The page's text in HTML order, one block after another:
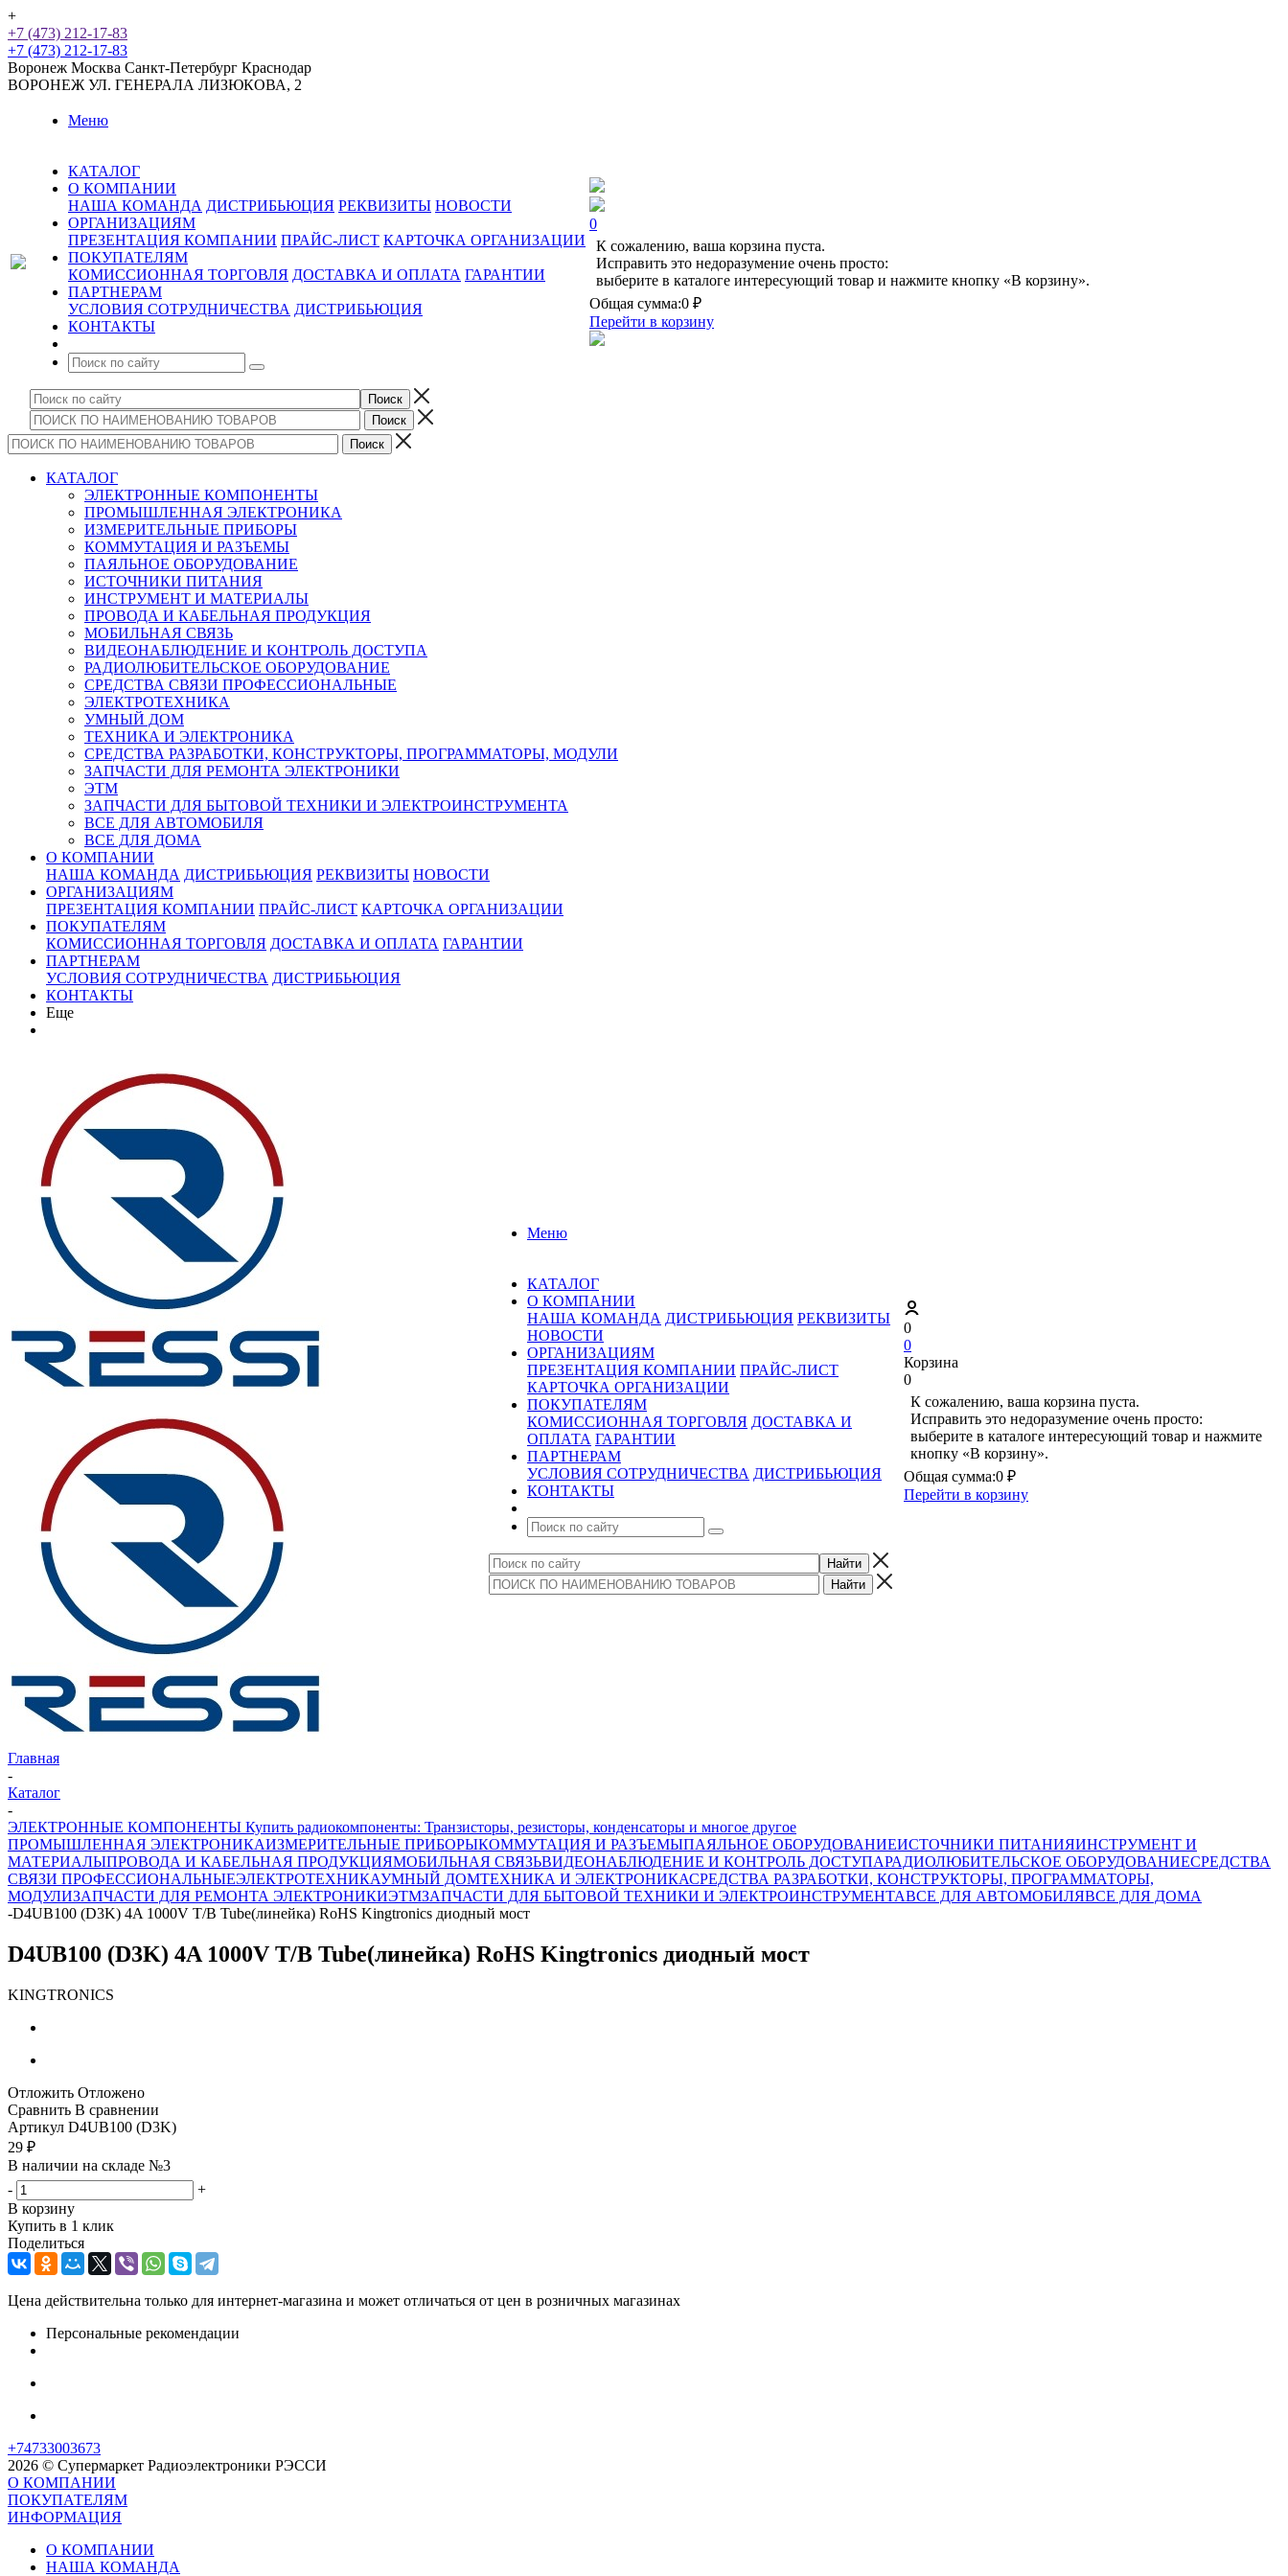
+
+7 (473) 212-17-83
+7 (473) 212-17-83
Воронеж Москва Санкт-Петербург Краснодар
ВОРОНЕЖ УЛ. ГЕНЕРАЛА ЛИЗЮКОВА, 2
Меню
КАТАЛОГ
О КОМПАНИИ
НАША КОМАНДА ДИСТРИБЬЮЦИЯ РЕКВИЗИТЫ НОВОСТИ
ОРГАНИЗАЦИЯМ
ПРЕЗЕНТАЦИЯ КОМПАНИИ ПРАЙС-ЛИСТ КАРТОЧКА ОРГАНИЗАЦИИ
ПОКУПАТЕЛЯМ
КОМИССИОННАЯ ТОРГОВЛЯ ДОСТАВКА И ОПЛАТА ГАРАНТИИ
ПАРТНЕРАМ
УСЛОВИЯ СОТРУДНИЧЕСТВА ДИСТРИБЬЮЦИЯ
КОНТАКТЫ
0
К сожалению, ваша корзина пуста.
Исправить это недоразумение очень просто:
выберите в каталоге интересующий товар и нажмите кнопку «В корзину».
Общая сумма:0 ₽
Перейти в корзину
КАТАЛОГ
ЭЛЕКТРОННЫЕ КОМПОНЕНТЫ
ПРОМЫШЛЕННАЯ ЭЛЕКТРОНИКА
ИЗМЕРИТЕЛЬНЫЕ ПРИБОРЫ
КОММУТАЦИЯ И РАЗЪЕМЫ
ПАЯЛЬНОЕ ОБОРУДОВАНИЕ
ИСТОЧНИКИ ПИТАНИЯ
ИНСТРУМЕНТ И МАТЕРИАЛЫ
ПРОВОДА И КАБЕЛЬНАЯ ПРОДУКЦИЯ
МОБИЛЬНАЯ СВЯЗЬ
ВИДЕОНАБЛЮДЕНИЕ И КОНТРОЛЬ ДОСТУПА
РАДИОЛЮБИТЕЛЬСКОЕ ОБОРУДОВАНИЕ
СРЕДСТВА СВЯЗИ ПРОФЕССИОНАЛЬНЫЕ
ЭЛЕКТРОТЕХНИКА
УМНЫЙ ДОМ
ТЕХНИКА И ЭЛЕКТРОНИКА
СРЕДСТВА РАЗРАБОТКИ, КОНСТРУКТОРЫ, ПРОГРАММАТОРЫ, МОДУЛИ
ЗАПЧАСТИ ДЛЯ РЕМОНТА ЭЛЕКТРОНИКИ
ЭТМ
ЗАПЧАСТИ ДЛЯ БЫТОВОЙ ТЕХНИКИ И ЭЛЕКТРОИНСТРУМЕНТА
ВСЕ ДЛЯ АВТОМОБИЛЯ
ВСЕ ДЛЯ ДОМА
О КОМПАНИИ
НАША КОМАНДА ДИСТРИБЬЮЦИЯ РЕКВИЗИТЫ НОВОСТИ
ОРГАНИЗАЦИЯМ
ПРЕЗЕНТАЦИЯ КОМПАНИИ ПРАЙС-ЛИСТ КАРТОЧКА ОРГАНИЗАЦИИ
ПОКУПАТЕЛЯМ
КОМИССИОННАЯ ТОРГОВЛЯ ДОСТАВКА И ОПЛАТА ГАРАНТИИ
ПАРТНЕРАМ
УСЛОВИЯ СОТРУДНИЧЕСТВА ДИСТРИБЬЮЦИЯ
КОНТАКТЫ
Еще
Меню
КАТАЛОГ
О КОМПАНИИ
НАША КОМАНДА ДИСТРИБЬЮЦИЯ РЕКВИЗИТЫ
НОВОСТИ
ОРГАНИЗАЦИЯМ
ПРЕЗЕНТАЦИЯ КОМПАНИИ ПРАЙС-ЛИСТ
КАРТОЧКА ОРГАНИЗАЦИИ
ПОКУПАТЕЛЯМ
КОМИССИОННАЯ ТОРГОВЛЯ ДОСТАВКА И
ОПЛАТА ГАРАНТИИ
ПАРТНЕРАМ
УСЛОВИЯ СОТРУДНИЧЕСТВА ДИСТРИБЬЮЦИЯ
КОНТАКТЫ
0
0
Корзина
0
К сожалению, ваша корзина пуста.
Исправить это недоразумение очень просто:
выберите в каталоге интересующий товар и нажмите
кнопку «В корзину».
Общая сумма:0 ₽
Перейти в корзину
Главная
-
Каталог
-
ЭЛЕКТРОННЫЕ КОМПОНЕНТЫ Купить радиокомпоненты: Транзисторы, резисторы, конденсаторы и многое другое
ПРОМЫШЛЕННАЯ ЭЛЕКТРОНИКАИЗМЕРИТЕЛЬНЫЕ ПРИБОРЫКОММУТАЦИЯ И РАЗЪЕМЫПАЯЛЬНОЕ ОБОРУДОВАНИЕИСТОЧНИКИ ПИТАНИЯИНСТРУМЕНТ И
МАТЕРИАЛЫПРОВОДА И КАБЕЛЬНАЯ ПРОДУКЦИЯМОБИЛЬНАЯ СВЯЗЬВИДЕОНАБЛЮДЕНИЕ И КОНТРОЛЬ ДОСТУПАРАДИОЛЮБИТЕЛЬСКОЕ ОБОРУДОВАНИЕСРЕДСТВА
СВЯЗИ ПРОФЕССИОНАЛЬНЫЕЭЛЕКТРОТЕХНИКАУМНЫЙ ДОМТЕХНИКА И ЭЛЕКТРОНИКАСРЕДСТВА РАЗРАБОТКИ, КОНСТРУКТОРЫ, ПРОГРАММАТОРЫ,
МОДУЛИЗАПЧАСТИ ДЛЯ РЕМОНТА ЭЛЕКТРОНИКИЭТМЗАПЧАСТИ ДЛЯ БЫТОВОЙ ТЕХНИКИ И ЭЛЕКТРОИНСТРУМЕНТАВСЕ ДЛЯ АВТОМОБИЛЯВСЕ ДЛЯ ДОМА
-D4UB100 (D3K) 4A 1000V T/B Tube(линейка) RoHS Kingtronics диодный мост
D4UB100 (D3K) 4A 1000V T/B Tube(линейка) RoHS Kingtronics диодный мост
KINGTRONICS
Отложить Отложено
Сравнить В сравнении
Артикул D4UB100 (D3K)
29 ₽
В наличии на складе №3
-
+
В корзину
Купить в 1 клик
Поделиться
Цена действительна только для интернет-магазина и может отличаться от цен в розничных магазинах
Персональные рекомендации
+74733003673
2026 © Супермаркет Радиоэлектроники РЭССИ
О КОМПАНИИ
ПОКУПАТЕЛЯМ
ИНФОРМАЦИЯ
О КОМПАНИИ
НАША КОМАНДА